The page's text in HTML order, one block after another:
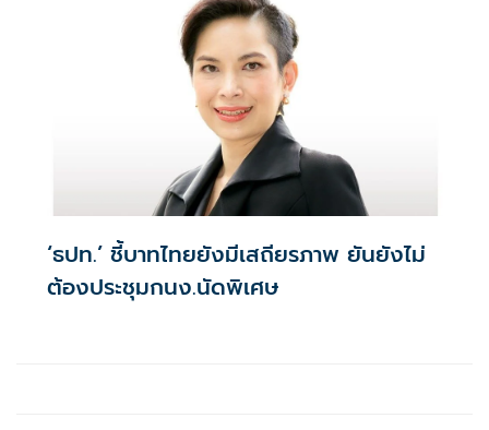
‘ธปท.’ ชี้บาทไทยยังมีเสถียรภาพ ยันยังไม่
ต้องประชุมกนง.นัดพิเศษ